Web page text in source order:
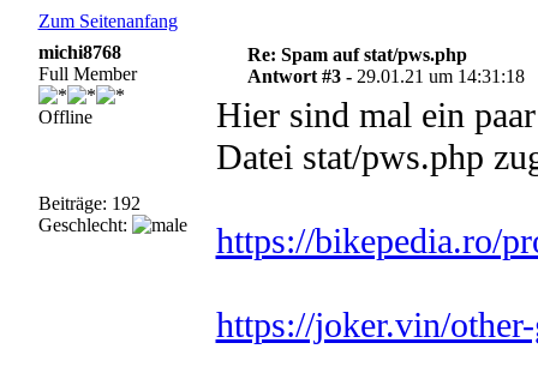
Zum Seitenanfang
michi8768
Full Member
Offline
Beiträge: 192
Geschlecht:
Re: Spam auf stat/pws.php
Antwort #3 - 29.01.21 um 14:31:18
Hier sind mal ein
Datei stat/pws.php
https://bikepedia.ro/
https://joker.vin/